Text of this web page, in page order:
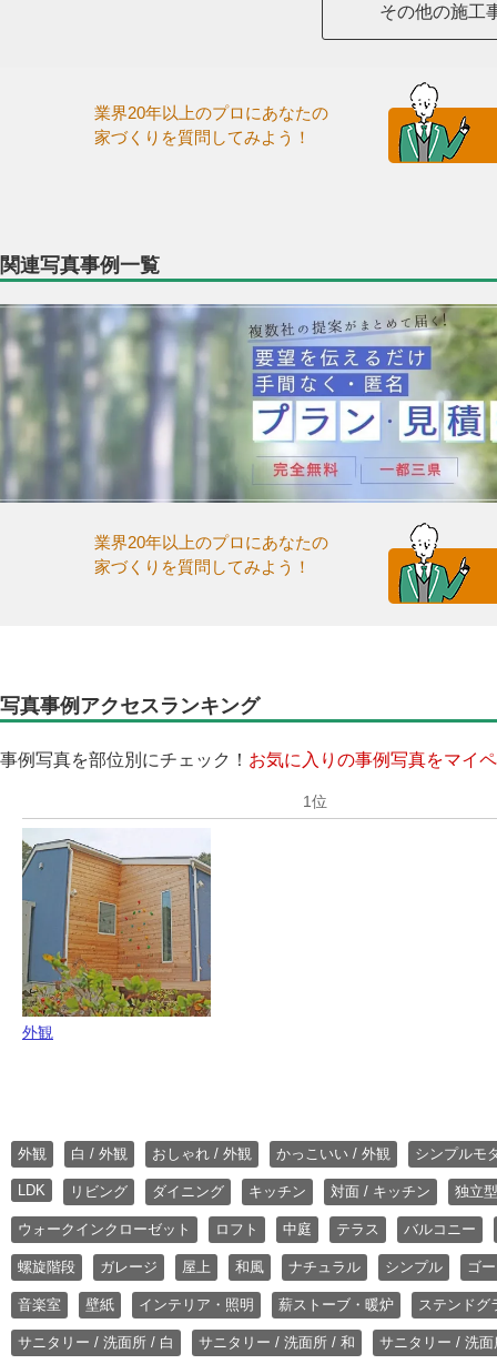
その他の施工
業界20年以上のプロにあなたの
家づくりを質問してみよう！
関連写真事例一覧
業界20年以上のプロにあなたの
家づくりを質問してみよう！
写真事例アクセスランキング
事例写真を部位別にチェック！ お気に入りの事例写真をマイ
外観
外観 白 / 外観 おしゃれ / 外観 かっこいい / 外観 シンプルモ
LDK リビング ダイニング キッチン 対面 / キッチン 独立
ウォークインクローゼット ロフト 中庭 テラス バルコニー
螺旋階段 ガレージ 屋上 和風 ナチュラル シンプル ゴ
音楽室 壁紙 インテリア・照明 薪ストーブ・暖炉 ステンドグ
サニタリー / 洗面所 / 白 サニタリー / 洗面所 / 和 サニタリー / 洗